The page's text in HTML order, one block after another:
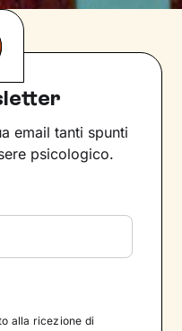
email tanti spunti
psicologico.
alla ricezione di